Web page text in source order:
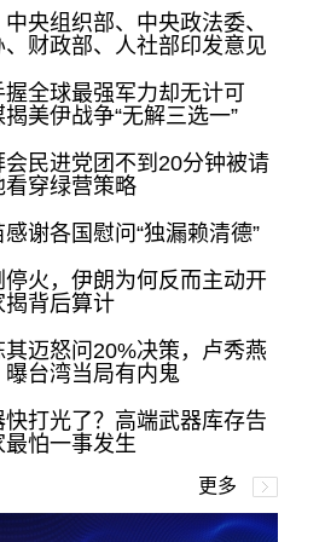
央组织部、中央政法委、
、财政部、人社部印发意见
全球最强军力却无计可
美伊战争“无解三选一”
会民进党团不到20分钟被请
看穿绿营策略
谢各国慰问“独漏赖清德”
火，伊朗为何反而主动开
揭背后算计
迈怒问20%决策，卢秀燕
曝台湾当局有内鬼
快打光了？高端武器库存告
最怕一事发生
更多